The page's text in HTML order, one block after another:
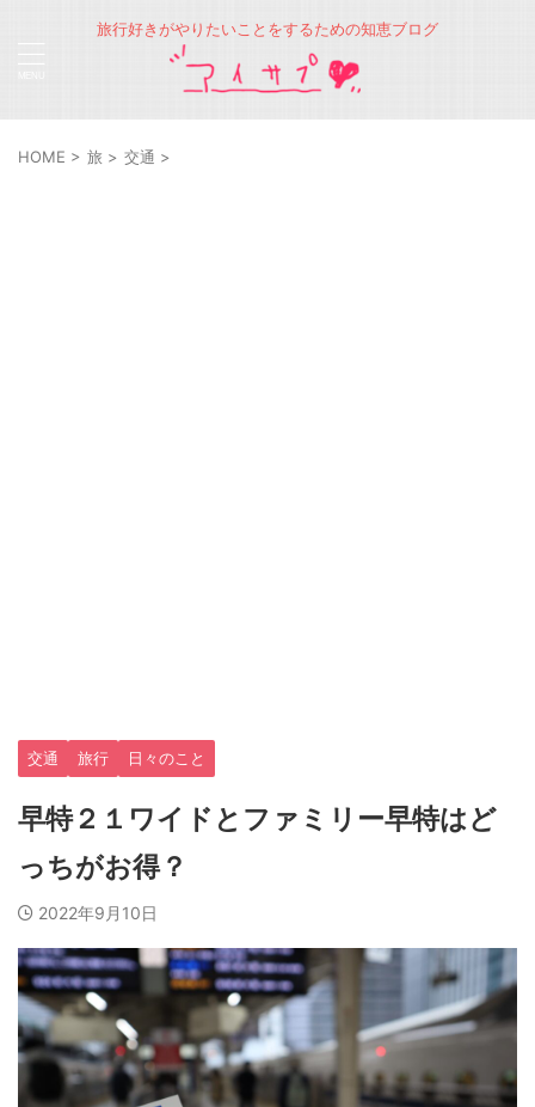
旅行好きがやりたいことをするための知恵ブログ
HOME > 旅 > 交通 >
交通 旅行 日々のこと
早特２１ワイドとファミリー早特はど
っちがお得？
2022年9月10日